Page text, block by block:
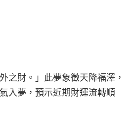
之財。」此夢象徵天降福澤，
入夢，預示近期財運流轉順